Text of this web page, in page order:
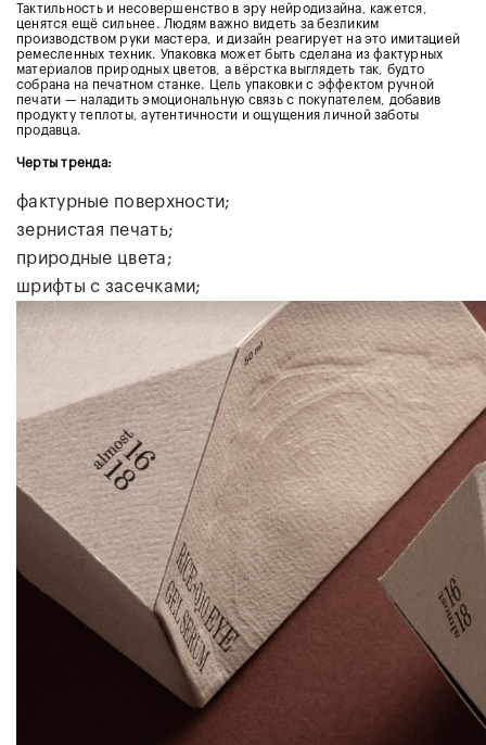
Тактильность и несовершенство в эру нейродизайна, кажется,
ценятся ещё сильнее. Людям важно видеть за безликим
производством руки мастера, и дизайн реагирует на это имитацией
ремесленных техник. Упаковка может быть сделана из фактурных
материалов природных цветов, а вёрстка выглядеть так, будто
собрана на печатном станке. Цель упаковки с эффектом ручной
печати — наладить эмоциональную связь с покупателем, добавив
продукту теплоты, аутентичности и ощущения личной заботы
продавца.
Черты тренда:
фактурные поверхности;
зернистая печать;
природные цвета;
шрифты с засечками;